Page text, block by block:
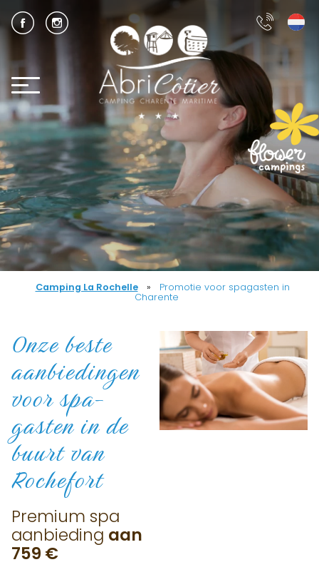
Camping La Rochelle »
Promotie voor spagasten in
Charente
Onze beste
aanbiedingen
voorspa-
gasten in de
buurt van
Rochefort
Premium spa
aanbieding aan
759 €